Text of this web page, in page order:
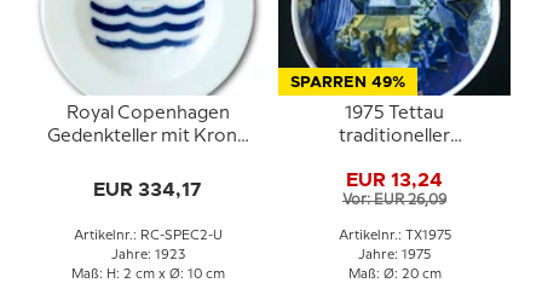
Royal Copenhagen
Gedenkteller mit Krone
EUR 334,17
Artikelnr.: RC-SPEC2-U
Jahre: 1923
Maß: H: 2 cm x Ø: 10 cm
SPARREN 49%
1975 Tettau
traditioneller
EUR 13,24
Vor: EUR 26,09
Artikelnr.: TX1975
Jahre: 1975
Maß: Ø: 20 cm